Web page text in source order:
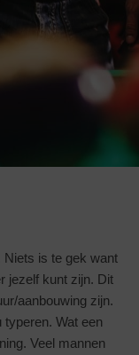
Niets is te gek want
jezelf kunt zijn. Dit
aanbouwing zijn.
Wat een
Veel mannen